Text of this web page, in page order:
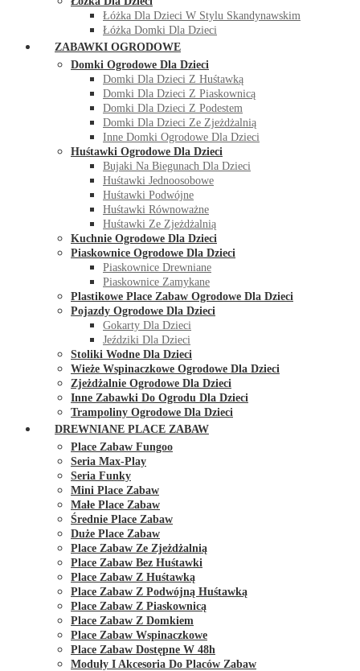
Łóżka Dla Dzieci W Stylu Skandynawskim
Łóżka Domki Dla Dzieci
ZABAWKI OGRODOWE
Domki Ogrodowe Dla Dzieci
Domki Dla Dzieci Z Huśtawką
Domki Dla Dzieci Z Piaskownicą
Domki Dla Dzieci Z Podestem
Domki Dla Dzieci Ze Zjeżdżalnią
Inne Domki Ogrodowe Dla Dzieci
Huśtawki Ogrodowe Dla Dzieci
Bujaki Na Biegunach Dla Dzieci
Huśtawki Jednoosobowe
Huśtawki Podwójne
Huśtawki Równoważne
Huśtawki Ze Zjeżdżalnią
Kuchnie Ogrodowe Dla Dzieci
Piaskownice Ogrodowe Dla Dzieci
Piaskownice Drewniane
Piaskownice Zamykane
Plastikowe Place Zabaw Ogrodowe Dla Dzieci
Pojazdy Ogrodowe Dla Dzieci
Gokarty Dla Dzieci
Jeździki Dla Dzieci
Stoliki Wodne Dla Dzieci
Wieże Wspinaczkowe Ogrodowe Dla Dzieci
Zjeżdżalnie Ogrodowe Dla Dzieci
Inne Zabawki Do Ogrodu Dla Dzieci
Trampoliny Ogrodowe Dla Dzieci
DREWNIANE PLACE ZABAW
Place Zabaw Fungoo
Seria Max-Play
Seria Funky
Mini Place Zabaw
Małe Place Zabaw
Średnie Place Zabaw
Duże Place Zabaw
Place Zabaw Ze Zjeżdżalnią
Place Zabaw Bez Huśtawki
Place Zabaw Z Huśtawką
Place Zabaw Z Podwójną Huśtawką
Place Zabaw Z Piaskownicą
Place Zabaw Z Domkiem
Place Zabaw Wspinaczkowe
Place Zabaw Dostępne W 48h
Moduły I Akcesoria Do Placów Zabaw